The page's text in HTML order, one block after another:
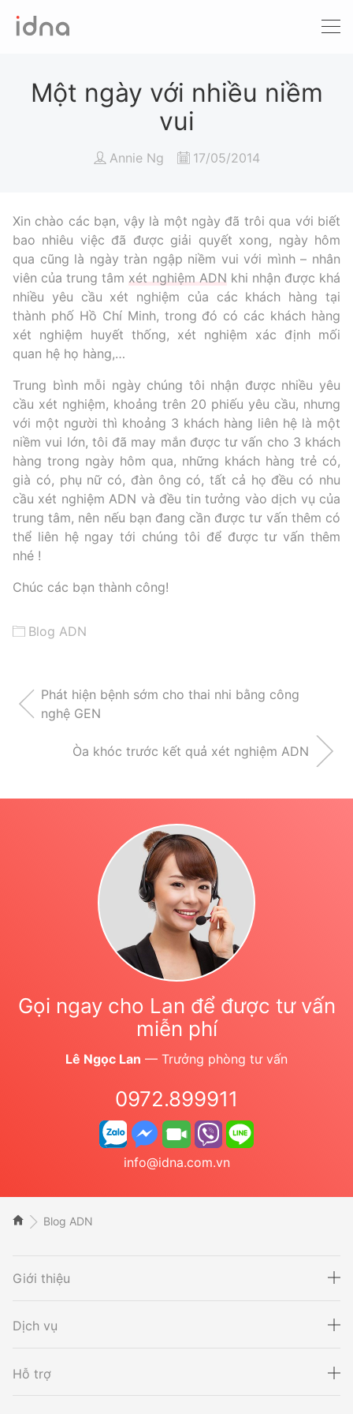
Xét nghiệm ADN
Tầm soát ung thư
Làm khai sinh
Xét nghiệm động vật
Một ngày với nhiều niềm
vui
Annie Ng 17/05/2014
Xin chào các bạn, vậy là một ngày đã trôi qua với biết
bao nhiêu việc đã được giải quyết xong, ngày hôm
qua cũng là ngày tràn ngập niềm vui với mình – nhân
viên của trung tâmxét nghiệm ADN khi nhận được khá
nhiều yêu cầu xét nghiệm của các khách hàng tại
thành phố Hồ Chí Minh, trong đó có các khách hàng
xét nghiệm huyết thống, xét nghiệm xác định mối
quan hệ họ hàng,…
Trung bình mỗi ngày chúng tôi nhận được nhiều yêu
cầu xét nghiệm, khoảng trên 20 phiếu yêu cầu, nhưng
với một người thì khoảng 3 khách hàng liên hệ là một
niềm vui lớn, tôi đã may mắn được tư vấn cho 3 khách
hàng trong ngày hôm qua, những khách hàng trẻ có,
già có, phụ nữ có, đàn ông có, tất cả họ đều có nhu
cầu xét nghiệm ADN và đều tin tưởng vào dịch vụ của
trung tâm, nên nếu bạn đang cần được tư vấn thêm có
thể liên hệ ngay tới chúng tôi để được tư vấn thêm
nhé !
Chúc các bạn thành công!
Blog ADN
Phát hiện bệnh sớm cho thai nhi bằng công
nghệ GEN
Òa khóc trước kết quả xét nghiệm ADN
Gọi ngay cho Lan để được tư vấn
miễn phí
Lê Ngọc Lan — Trưởng phòng tư vấn
0972.899911
info@idna.com.vn
Blog ADN
Giới thiệu
Dịch vụ
Hỗ trợ